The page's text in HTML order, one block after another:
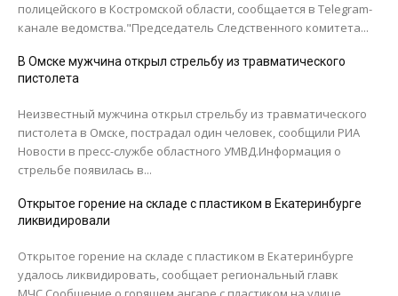
полицейского в Костромской области, сообщается в Telegram-
канале ведомства."Председатель Следственного комитета...
В Омске мужчина открыл стрельбу из травматического
пистолета
Неизвестный мужчина открыл стрельбу из травматического
пистолета в Омске, пострадал один человек, сообщили РИА
Новости в пресс-службе областного УМВД.Информация о
стрельбе появилась в...
Открытое горение на складе с пластиком в Екатеринбурге
ликвидировали
Открытое горение на складе с пластиком в Екатеринбурге
удалось ликвидировать, сообщает региональный главк